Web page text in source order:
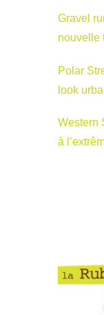
Gravel
nouvelle
Polar
look
Western
à